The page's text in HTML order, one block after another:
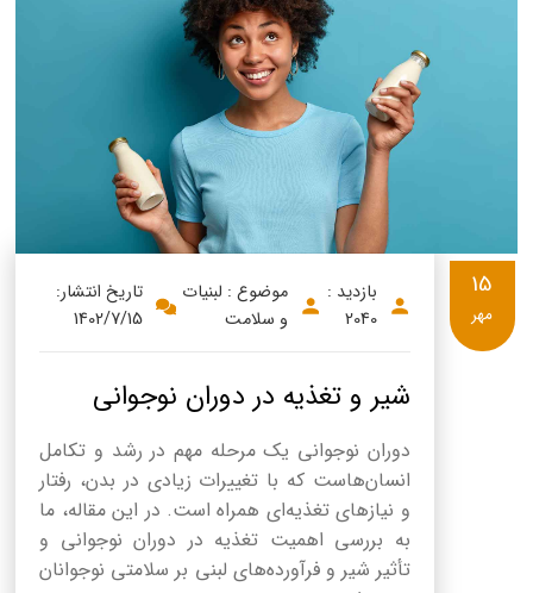
بازدید :
2040
موضوع : لبنیات
و سلامت
تاریخ انتشار:
1402/7/15
شیر و تغذیه در دوران نوجوانی
دوران نوجوانی یک مرحله مهم در رشد و تکامل
انسان‌هاست که با تغییرات زیادی در بدن، رفتار
و نیازهای تغذیه‌ای همراه است. در این مقاله، ما
به بررسی اهمیت تغذیه در دوران نوجوانی و
تأثیر شیر و فرآورده‌های لبنی بر سلامتی نوجوانان
15
مهر